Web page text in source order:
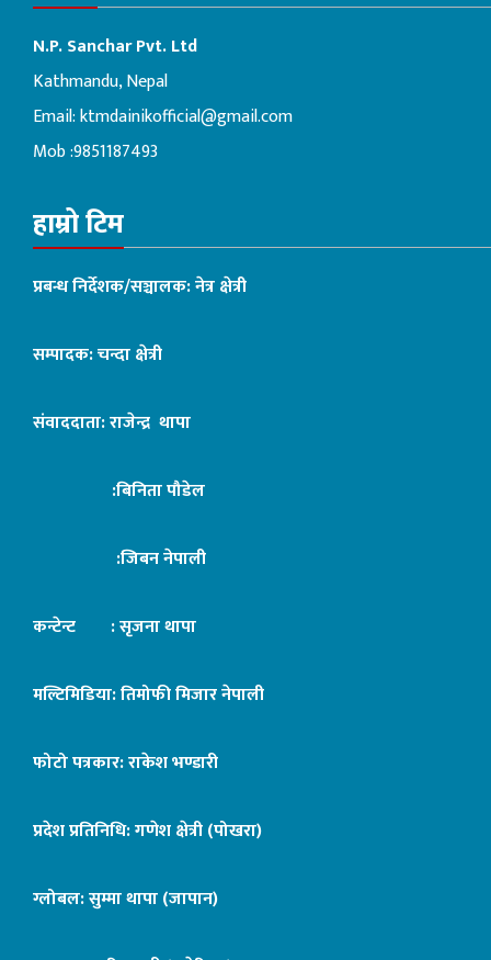
N.P. Sanchar Pvt. Ltd
Kathmandu, Nepal
Email:ktmdainikofficial@gmail.com
Mob :9851187493
हाम्रो टिम
प्रबन्ध निर्देशक/सञ्चालक: नेत्र क्षेत्री
सम्पादक: चन्दा क्षेत्री
संवाददाता: राजेन्द्र थापा
:बिनिता पौडेल
:जिबन नेपाली
कन्टेन्ट : सृजना थापा
मल्टिमिडिया: तिमोफी मिजार नेपाली
फोटो पत्रकार: राकेश भण्डारी
प्रदेश प्रतिनिधि: गणेश क्षेत्री (पोखरा)
ग्लोबल: सुम्मा थापा (जापान)